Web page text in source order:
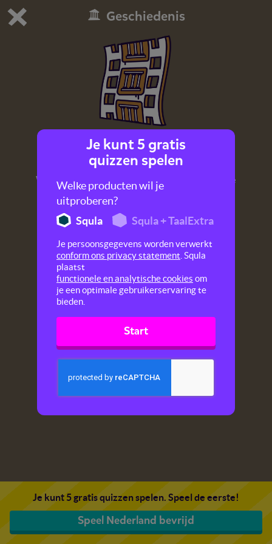
Dit is de gratis demo van Squla.
Bestel nu
0 1
Geschiedenis
Nederland bevrijd
Wil jij weten hoe Nederland werd bevrijd in de
Tweede Wereldoorlog? Kijk dan dit filmpje.
Je kunt 5 gratis quizzen spelen. Speel de eerste!
Speel Nederland bevrijd
Je kunt 5 gratis
quizzen spelen
Welke producten wil je
uitproberen?
Squla
Squla + TaalExtra
Je persoonsgegevens worden verwerkt
conform ons privacy statement . Squla
plaatst
functionele en analytische cookies om
je een optimale gebruikerservaring te
bieden.
Start